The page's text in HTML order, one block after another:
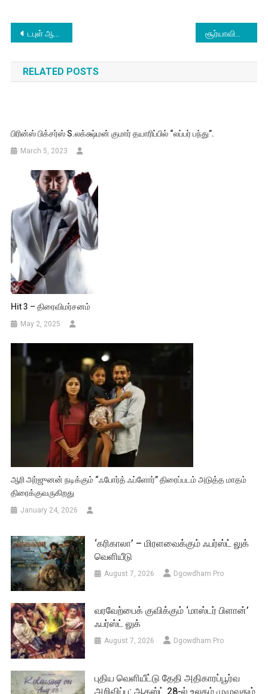
Post
navigation
டபுள் ஆக்குபன்சி படத்தின் பத்திரிக்கையாளர் சந்திப்பு.
RELATED POSTS
பிரின்ஸ் பிக்சர்ஸ் S.லக்க்ஷ்மன் குமார் தயாரிப்பில் “லப்பர் பந்து”.
March 5, 2023
Hit 3 – திரைவிமர்சனம்
May 2, 2025
ஆரி அர்ஜுனன் நடிக்கும் “ஃபோர்த் ஃப்ளோர்” திரைப்படம் அடுத்த மாதம்
திரைக்குவருகிறது
January 24, 2026
‘கரிகாலா’ – மிரளவைக்கும் ஃபர்ஸ்ட் லுக்
வெளியீடு
August 7, 2026 Dgowdham Pro
வரவேற்பைக் குவிக்கும் ‘மாஸ்டர் பிளான்’
ஃபர்ஸ்ட் லுக்
August 7, 2026 Dgowdham Pro
புதிய வெளியீட்டு தேதி அதிகாரப்பூர்வ
அறிவிப்பு: ஆகஸ்ட் 28-ல் உலகம் முழுவதும்